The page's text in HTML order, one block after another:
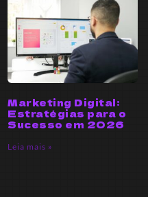
Marketing Digital:
Estratégias para o
Sucesso em 2026
Leia mais »